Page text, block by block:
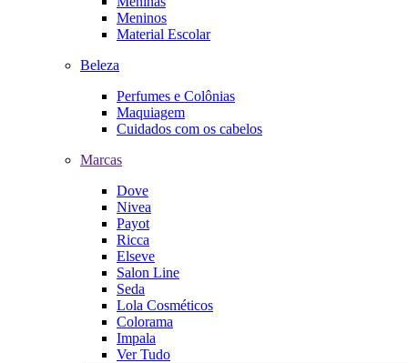
Meninos
Material Escolar
Beleza
Perfumes e Colônias
Maquiagem
Cuidados com os cabelos
Marcas
Dove
Nivea
Payot
Ricca
Elseve
Salon Line
Seda
Lola Cosméticos
Colorama
Impala
Ver Tudo